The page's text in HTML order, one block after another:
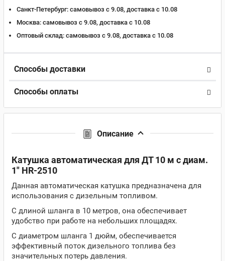
Санкт-Петербург: самовывоз с 9.08, доставка c 10.08
Москва: самовывоз с 9.08, доставка c 10.08
Оптовый склад: самовывоз с 9.08, доставка c 10.08
Способы доставки
Способы оплаты
Описание
Катушка автоматическая для ДТ 10 м с диам.
1" HR-2510
Данная автоматическая катушка предназначена для
использования с дизельным топливом.
С длиной шланга в 10 метров, она обеспечивает
удобство при работе на небольших площадях.
С диаметром шланга 1 дюйм, обеспечивается
эффективный поток дизельного топлива без
значительных потерь давления.